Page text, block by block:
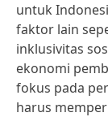
untuk
faktor lain
inklusivitas
ekonomi
fokus pada
harus